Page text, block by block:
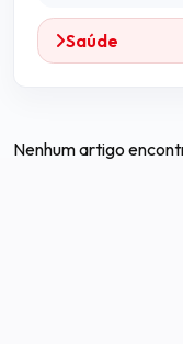
Saúde
Nenhum artigo